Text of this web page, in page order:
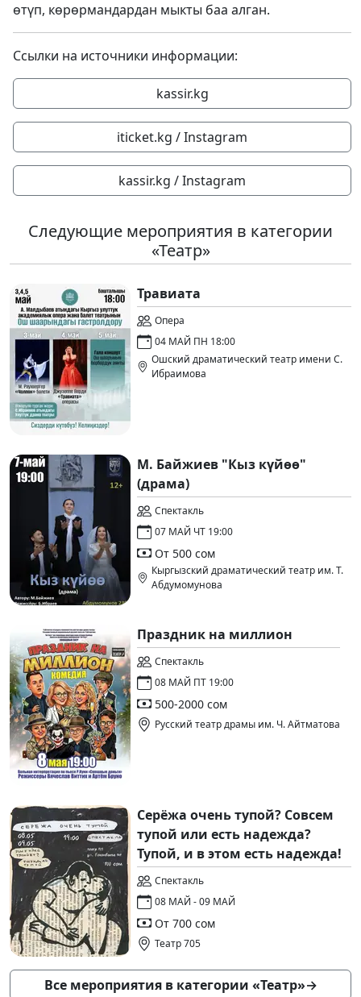
өтүп, көрөрмандардан мыкты баа алган.
Ссылки на источники информации:
kassir.kg
iticket.kg / Instagram
kassir.kg / Instagram
Следующие мероприятия в категории
«Театр»
Травиата
Опера
04 МАЙ ПН 18:00
Ошский драматический театр имени С.
Ибраимова
М. Байжиев "Кыз күйөө"
(драма)
Спектакль
07 МАЙ ЧТ 19:00
От 500 сом
Кыргызский драматический театр им. Т.
Абдумомунова
Праздник на миллион
Спектакль
08 МАЙ ПТ 19:00
500-2000 сом
Русский театр драмы им. Ч. Айтматова
Серёжа очень тупой? Совсем
тупой или есть надежда?
Тупой, и в этом есть надежда!
Спектакль
08 МАЙ - 09 МАЙ
От 700 сом
Театр 705
Все мероприятия в категории «Театр»→